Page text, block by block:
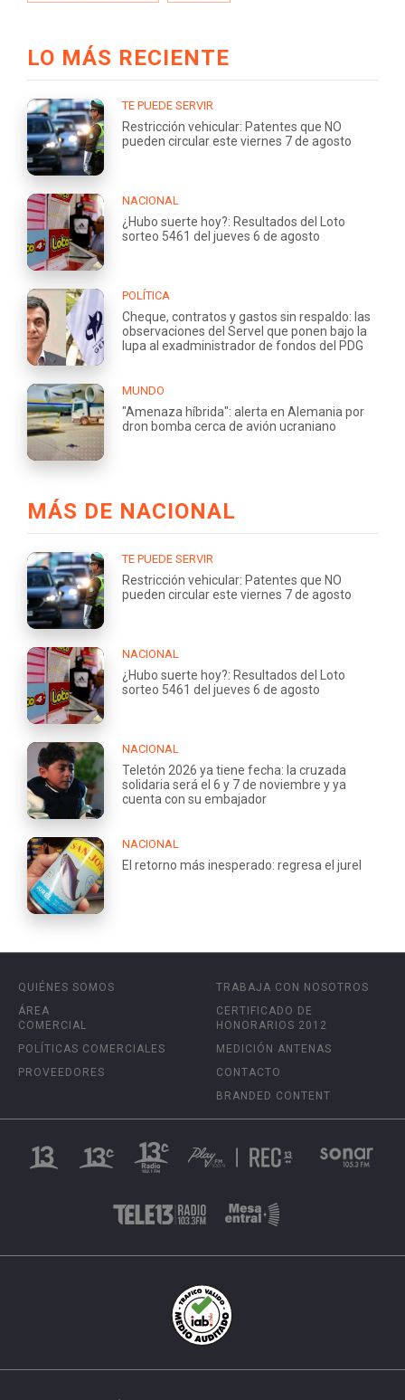
LO MÁS RECIENTE
TE PUEDE SERVIR
Restricción vehicular: Patentes que NO
pueden circular este viernes 7 de agosto
NACIONAL
¿Hubo suerte hoy?: Resultados del Loto
sorteo 5461 del jueves 6 de agosto
POLÍTICA
Cheque, contratos y gastos sin respaldo: las
observaciones del Servel que ponen bajo la
lupa al exadministrador de fondos del PDG
MUNDO
"Amenaza híbrida": alerta en Alemania por
dron bomba cerca de avión ucraniano
MÁS DE NACIONAL
TE PUEDE SERVIR
Restricción vehicular: Patentes que NO
pueden circular este viernes 7 de agosto
NACIONAL
¿Hubo suerte hoy?: Resultados del Loto
sorteo 5461 del jueves 6 de agosto
NACIONAL
Teletón 2026 ya tiene fecha: la cruzada
solidaria será el 6 y 7 de noviembre y ya
cuenta con su embajador
NACIONAL
El retorno más inesperado: regresa el jurel
QUIÉNES SOMOS
ÁREA
COMERCIAL
POLÍTICAS COMERCIALES
PROVEEDORES
TRABAJA CON NOSOTROS
CERTIFICADO DE
HONORARIOS 2012
MEDICIÓN ANTENAS
CONTACTO
BRANDED CONTENT